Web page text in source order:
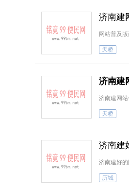
济南建
网站普及
天桥
济南建
济南建网
天桥
济南建
济南建好
历城